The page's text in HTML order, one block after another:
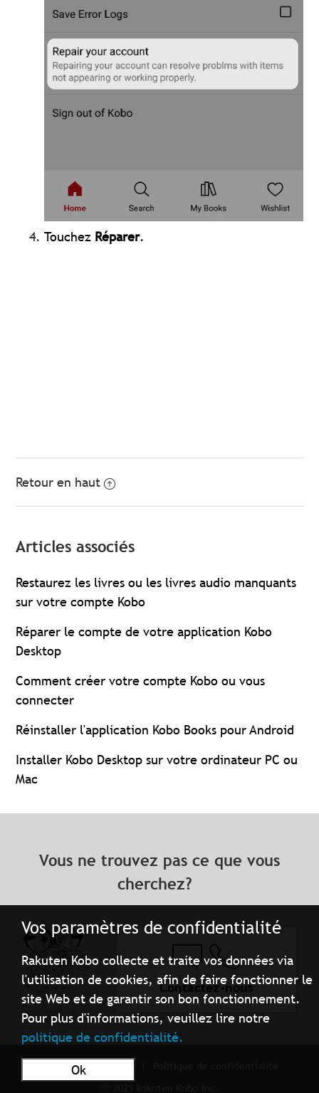
Vos paramètres de confidentialité
Rakuten Kobo collecte et traite vos données via
l'utilisation de cookies, afin de faire fonctionner le
site Web et de garantir son bon fonctionnement.
Pour plus d'informations, veuillez lire notre
politique de confidentialité.
Ok
Touchez Réparer.
Retour en haut
Articles associés
Restaurez les livres ou les livres audio manquants
sur votre compte Kobo
Réparer le compte de votre application Kobo
Desktop
Comment créer votre compte Kobo ou vous
connecter
Réinstaller l'application Kobo Books pour Android
Installer Kobo Desktop sur votre ordinateur PC ou
Mac
Vous ne trouvez pas ce que vous
cherchez?
Contactez-nous
Conditions d'utilisation